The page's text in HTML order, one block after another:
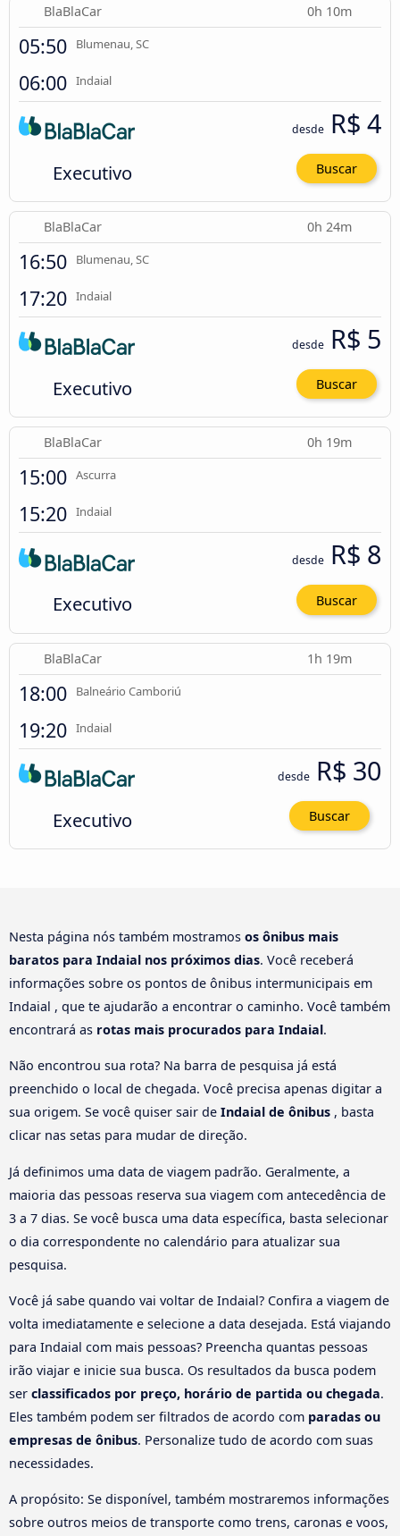
BlaBlaCar 0h 10m
05:50 Blumenau, SC
06:00 Indaial
Executivo
desde R$ 4
Buscar
BlaBlaCar 0h 24m
16:50 Blumenau, SC
17:20 Indaial
Executivo
desde R$ 5
Buscar
BlaBlaCar 0h 19m
15:00 Ascurra
15:20 Indaial
Executivo
desde R$ 8
Buscar
BlaBlaCar 1h 19m
18:00 Balneário Camboriú
19:20 Indaial
Executivo
desde R$ 30
Buscar
Nesta página nós também mostramos os ônibus mais
baratos para Indaial nos próximos dias. Você receberá
informações sobre os pontos de ônibus intermunicipais em
Indaial , que te ajudarão a encontrar o caminho. Você também
encontrará as rotas mais procurados para Indaial.
Não encontrou sua rota? Na barra de pesquisa já está
preenchido o local de chegada. Você precisa apenas digitar a
sua origem. Se você quiser sair de Indaial de ônibus , basta
clicar nas setas para mudar de direção.
Já definimos uma data de viagem padrão. Geralmente, a
maioria das pessoas reserva sua viagem com antecedência de
3 a 7 dias. Se você busca uma data específica, basta selecionar
o dia correspondente no calendário para atualizar sua
pesquisa.
Você já sabe quando vai voltar de Indaial? Confira a viagem de
volta imediatamente e selecione a data desejada. Está viajando
para Indaial com mais pessoas? Preencha quantas pessoas
irão viajar e inicie sua busca. Os resultados da busca podem
ser classificados por preço, horário de partida ou chegada.
Eles também podem ser filtrados de acordo com paradas ou
empresas de ônibus. Personalize tudo de acordo com suas
necessidades.
A propósito: Se disponível, também mostraremos informações
sobre outros meios de transporte como trens, caronas e voos,